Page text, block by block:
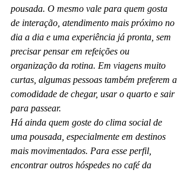
pousada. O mesmo vale para quem gosta
de interação, atendimento mais próximo no
dia a dia e uma experiência já pronta, sem
precisar pensar em refeições ou
organização da rotina. Em viagens muito
curtas, algumas pessoas também preferem a
comodidade de chegar, usar o quarto e sair
para passear.
Há ainda quem goste do clima social de
uma pousada, especialmente em destinos
mais movimentados. Para esse perfil,
encontrar outros hóspedes no café da